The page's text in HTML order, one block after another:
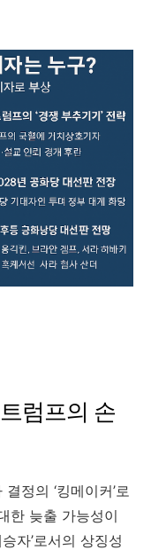
럼프의 손
정의 ‘킹메이커’로
한 늦출 가능성이
자’로서의 상징성